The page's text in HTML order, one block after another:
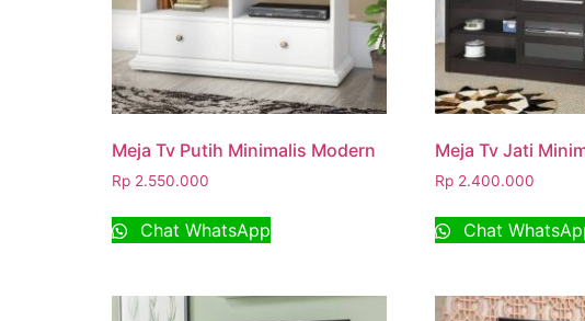
Meja Tv Putih Minimalis Modern
Rp 2.550.000
Chat WhatsApp
Meja Tv Jati
Rp2.400.000
Chat